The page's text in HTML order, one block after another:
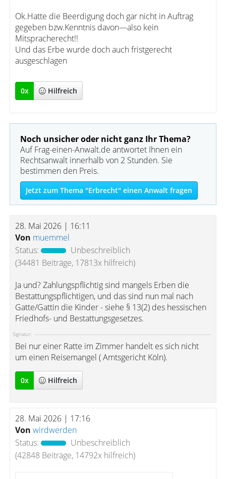
Ok.Hatte die Beerdigung doch gar nicht in Auftrag
gegeben bzw.Kenntnis davon—also kein
Mitspracherecht!!
Und das Erbe wurde doch auch fristgerecht
ausgeschlagen
0x Hilfreich
Noch unsicher oder nicht ganz Ihr Thema?
Auf Frag-einen-Anwalt.de antwortet Ihnen ein
Rechtsanwalt innerhalb von 2 Stunden. Sie
bestimmen den Preis.
Jetzt zum Thema "Erbrecht" einen Anwalt fragen
28. Mai 2026 | 16:11
Von muemmel
Status:
Unbeschreiblich
(34481 Beiträge, 17813x hilfreich)
Ja und? Zahlungspflichtig sind mangels Erben die
Bestattungspflichtigen, und das sind nun mal nach
Gatte/Gattin die Kinder - siehe § 13(2) des hessischen
Friedhofs- und Bestattungsgesetzes.
Signatur:
Bei nur einer Ratte im Zimmer handelt es sich nicht
um einen Reisemangel ( Amtsgericht Köln).
0x Hilfreich
28. Mai 2026 | 17:16
Von wirdwerden
Status:
Unbeschreiblich
(42848 Beiträge, 14792x hilfreich)